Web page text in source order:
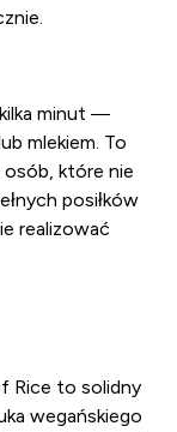
minut —
mlekiem. To
osób, które nie
posiłków
realizować
Rice to solidny
wegańskiego